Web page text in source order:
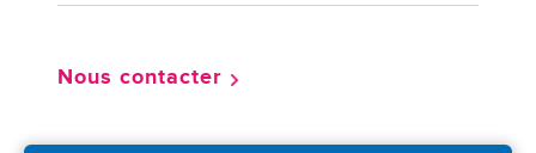
Nous contacter